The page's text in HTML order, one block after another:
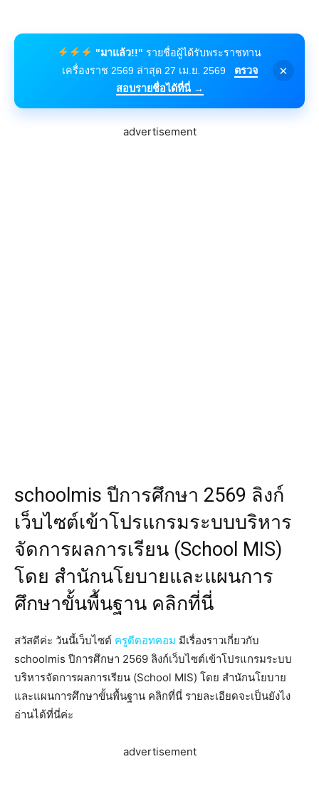
"มาแล้ว!!" รายชื่อผู้ได้รับพระราชทาน
เครื่องราช 2569 ล่าสุด 27 เม.ย. 2569
ตรวจ
สอบรายชื่อได้ที่นี่ →
×
advertisement
schoolmis ปีการศึกษา 2569 ลิงก์
เว็บไซต์เข้าโปรแกรมระบบบริหาร
จัดการผลการเรียน (School MIS)
โดย สำนักนโยบายและแผนการ
ศึกษาขั้นพื้นฐาน คลิกที่นี่
สวัสดีค่ะ วันนี้เว็บไซต์ ครูดีดอทคอม มีเรื่องราวเกี่ยวกับ
schoolmis ปีการศึกษา 2569 ลิงก์เว็บไซต์เข้าโปรแกรมระบบ
บริหารจัดการผลการเรียน (School MIS) โดย สำนักนโยบาย
และแผนการศึกษาขั้นพื้นฐาน คลิกที่นี่ รายละเอียดจะเป็นยังไง
อ่านได้ที่นี่ค่ะ
advertisement